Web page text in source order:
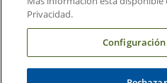
Duke Cancer Institute
Duke School of Medicine
Privacidad.